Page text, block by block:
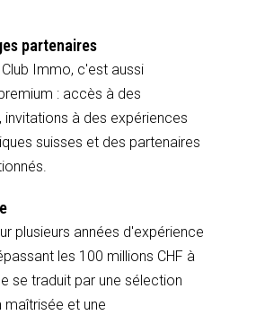
partenaires
Immo, c'est aussi
: accès à des
à des expériences
suisses et des partenaires
plusieurs années d'expérience
les 100 millions CHF à
se traduit par une sélection
maîtrisée et une